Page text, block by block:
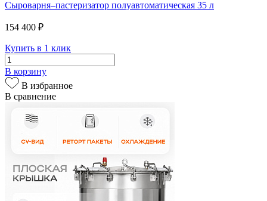
Сыроварня–пастеризатор полуавтоматическая 35 л
154 400 ₽
Купить в 1 клик
В корзину
В избранное
В сравнение